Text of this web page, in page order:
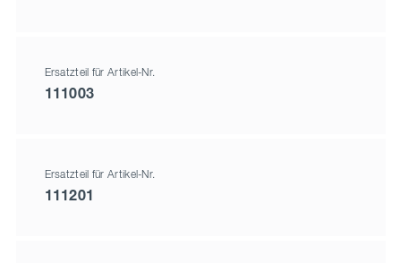
Ersatzteil für Artikel-Nr.
111003
Ersatzteil für Artikel-Nr.
111201